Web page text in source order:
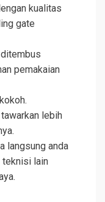
kualitas
gate
pemakaian
lebih
langsung anda
teknisi lain